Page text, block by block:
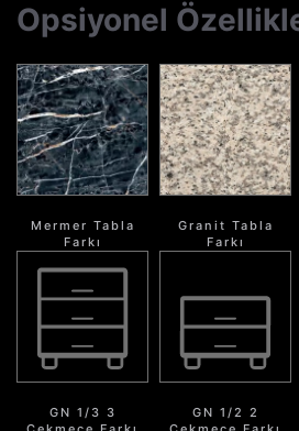
Opsiyonel
Mermer Tabla
Farkı
Granit Tabla
Farkı
GN 1/3 3
GN 1/2 2